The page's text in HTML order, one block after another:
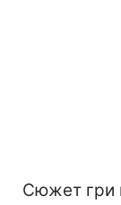
Сюжет гри